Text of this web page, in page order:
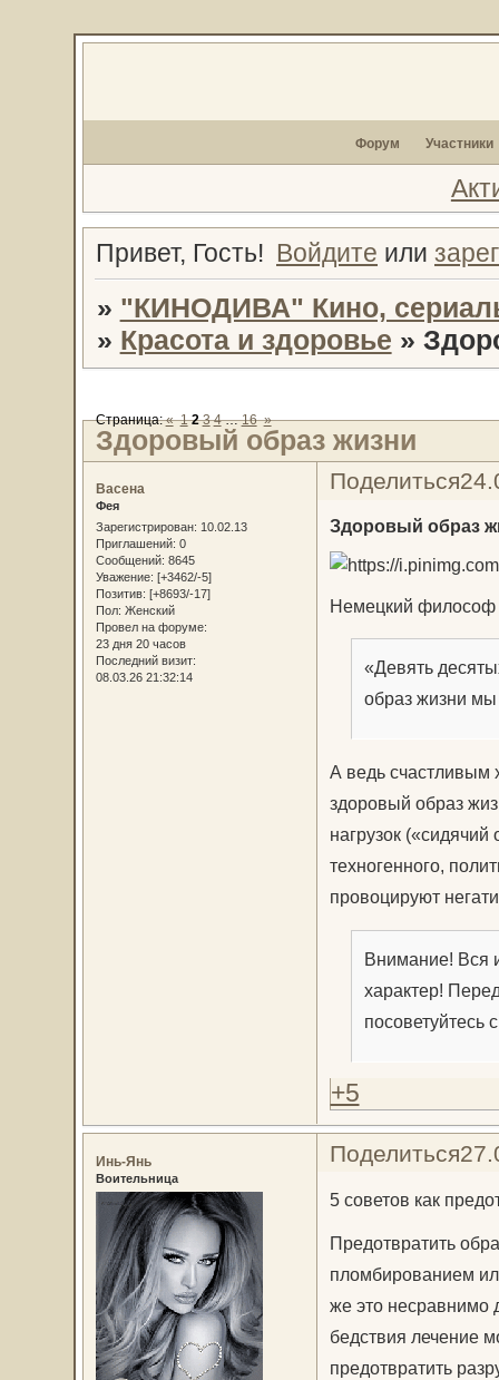
Форум Участники
Привет, Гость! Войдите или
» "КИНОДИВА" Кино,
» Красота и здоровье »
Здоровый образ жизни
Страница:« 1 2 3 4 … 16 »
Поделиться
Васена
Фея
Зарегистрирован: 10.02.13
Приглашений: 0
Сообщений: 8645
Уважение: [+3462/-5]
Позитив: [+8693/-17]
Пол: Женский
Провел на форуме:
23 дня 20 часов
Последний визит:
08.03.26 21:32:14
Здоровый образ
Немецкий философ
«Девять
образ жизни
А ведь счастливым
здоровый образ
нагрузок («сидячий
техногенного,
провоцируют
Внимание! Вся
характер!
посоветуйтесь
+5
Поделиться
Инь-Янь
Воительница
5 советов как
Предотвратить
пломбированием
же это несравнимо
бедствия лечение
предотвратить